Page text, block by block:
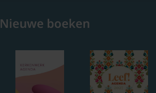
Nieuwe boeken